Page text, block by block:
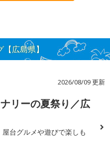
広島県】
2026/08/09 更新
リーの夏祭り／広
屋台グルメや遊びで楽しも